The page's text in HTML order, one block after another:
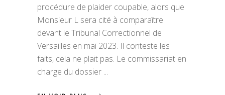
procédure de plaider coupable, alors que
Monsieur L sera cité à comparaître
devant le Tribunal Correctionnel de
Versailles en mai 2023. Il conteste les
faits, cela ne plait pas. Le commissariat en
charge du dossier